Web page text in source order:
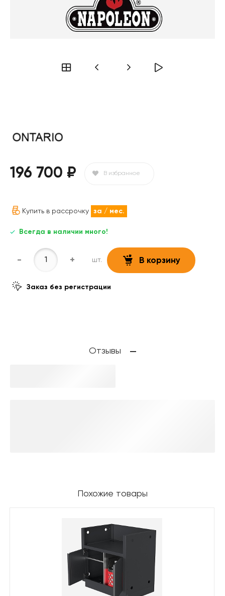
196 700 ₽ В избранное
Купить в рассрочку за / мес.
Всегда в наличии много!
- + шт. В корзину
Заказ без регистрации
Отзывы
Похожие товары